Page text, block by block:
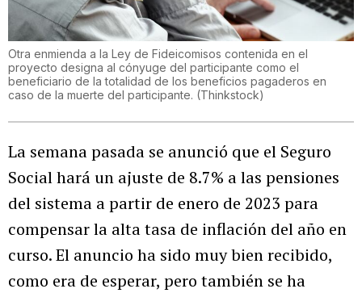
Otra enmienda a la Ley de Fideicomisos contenida en el
proyecto designa al cónyuge del participante como el
beneficiario de la totalidad de los beneficios pagaderos en
caso de la muerte del participante. (Thinkstock)
La semana pasada se anunció que el Seguro
Social hará un ajuste de 8.7% a las pensiones
del sistema a partir de enero de 2023 para
compensar la alta tasa de inflación del año en
curso. El anuncio ha sido muy bien recibido,
como era de esperar, pero también se ha